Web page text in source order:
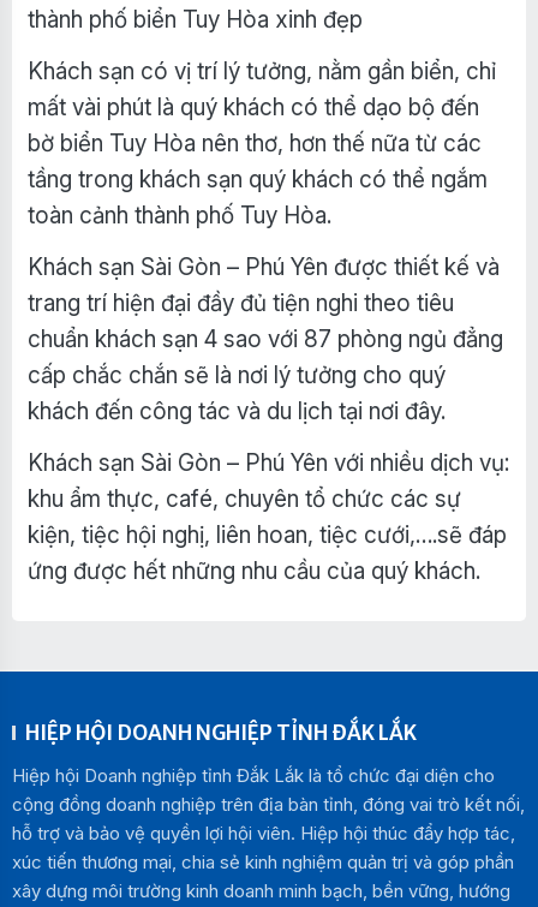
thành phố biển Tuy Hòa xinh đẹp
Khách sạn có vị trí lý tưởng, nằm gần biển, chỉ
mất vài phút là quý khách có thể dạo bộ đến
bờ biển Tuy Hòa nên thơ, hơn thế nữa từ các
tầng trong khách sạn quý khách có thể ngắm
toàn cảnh thành phố Tuy Hòa.
Khách sạn Sài Gòn – Phú Yên được thiết kế và
trang trí hiện đại đầy đủ tiện nghi theo tiêu
chuẩn khách sạn 4 sao với 87 phòng ngủ đẳng
cấp chắc chắn sẽ là nơi lý tưởng cho quý
khách đến công tác và du lịch tại nơi đây.
Khách sạn Sài Gòn – Phú Yên với nhiều dịch vụ:
khu ẩm thực, café, chuyên tổ chức các sự
kiện, tiệc hội nghị, liên hoan, tiệc cưới,….sẽ đáp
ứng được hết những nhu cầu của quý khách.
HIỆP HỘI DOANH NGHIỆP TỈNH ĐẮK LẮK
Hiệp hội Doanh nghiệp tỉnh Đắk Lắk là tổ chức đại diện cho
cộng đồng doanh nghiệp trên địa bàn tỉnh, đóng vai trò kết nối,
hỗ trợ và bảo vệ quyền lợi hội viên. Hiệp hội thúc đẩy hợp tác,
xúc tiến thương mại, chia sẻ kinh nghiệm quản trị và góp phần
xây dựng môi trường kinh doanh minh bạch, bền vững, hướng